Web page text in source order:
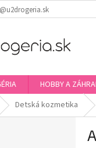
HOBBY A
Detská kozmetika